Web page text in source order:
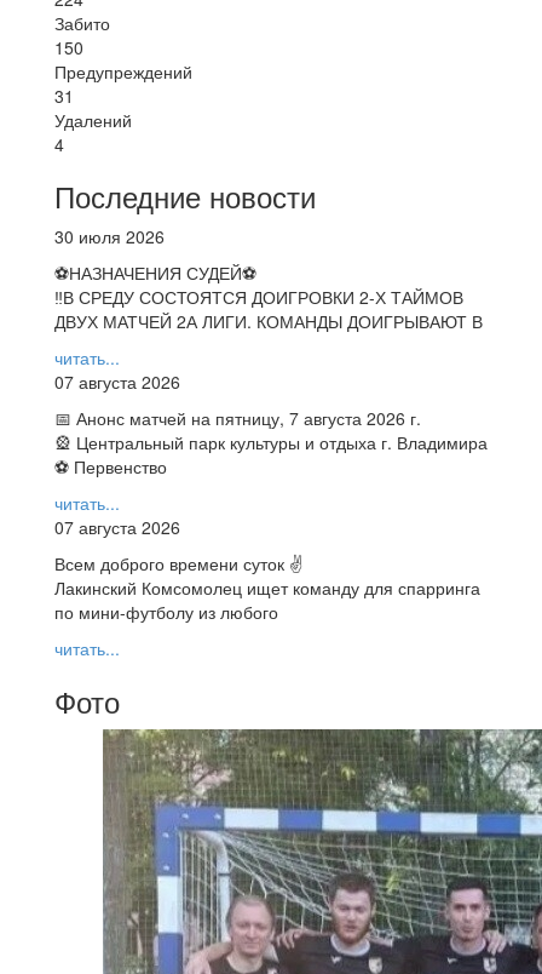
Забито
150
Предупреждений
31
Удалений
4
Последние новости
30 июля 2026
⚽НАЗНАЧЕНИЯ СУДЕЙ⚽
‼В СРЕДУ СОСТОЯТСЯ ДОИГРОВКИ 2-Х ТАЙМОВ
ДВУХ МАТЧЕЙ 2А ЛИГИ. КОМАНДЫ ДОИГРЫВАЮТ В
читать...
07 августа 2026
📅 Анонс матчей на пятницу, 7 августа 2026 г.
🎡 Центральный парк культуры и отдыха г. Владимира
⚽ Первенство
читать...
07 августа 2026
Всем доброго времени суток ✌
Лакинский Комсомолец ищет команду для спарринга
по мини-футболу из любого
читать...
Фото